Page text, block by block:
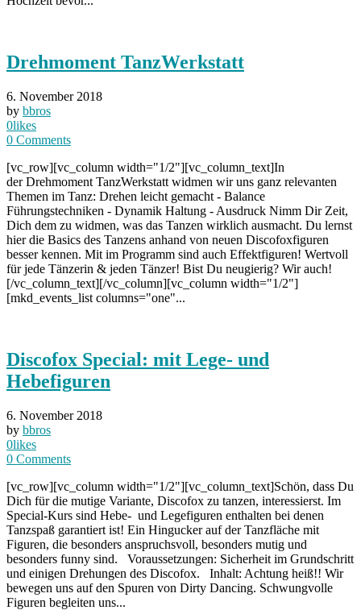
Drehmoment TanzWerkstatt
6. November 2018
by bbros
0likes
0 Comments
[vc_row][vc_column width="1/2"][vc_column_text]In
der Drehmoment TanzWerkstatt widmen wir uns ganz relevanten
Themen im Tanz: Drehen leicht gemacht - Balance
Führungstechniken - Dynamik Haltung - Ausdruck Nimm Dir Zeit,
Dich dem zu widmen, was das Tanzen wirklich ausmacht. Du lernst
hier die Basics des Tanzens anhand von neuen Discofoxfiguren
besser kennen. Mit im Programm sind auch Effektfiguren! Wertvoll
für jede Tänzerin & jeden Tänzer! Bist Du neugierig? Wir auch!
[/vc_column_text][/vc_column][vc_column width="1/2"]
[mkd_events_list columns="one"...
Discofox Special: mit Lege- und
Hebefiguren
6. November 2018
by bbros
0likes
0 Comments
[vc_row][vc_column width="1/2"][vc_column_text]Schön, dass Du
Dich für die mutige Variante, Discofox zu tanzen, interessierst. Im
Special-Kurs sind Hebe- und Legefiguren enthalten bei denen
Tanzspaß garantiert ist! Ein Hingucker auf der Tanzfläche mit
Figuren, die besonders anspruchsvoll, besonders mutig und
besonders funny sind. Voraussetzungen: Sicherheit im Grundschritt
und einigen Drehungen des Discofox. Inhalt: Achtung heiß!! Wir
bewegen uns auf den Spuren von Dirty Dancing. Schwungvolle
Figuren begleiten uns...